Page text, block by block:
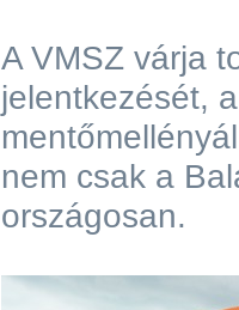
A VMSZ várja
jelentkezését,
nem csak a
országosan.